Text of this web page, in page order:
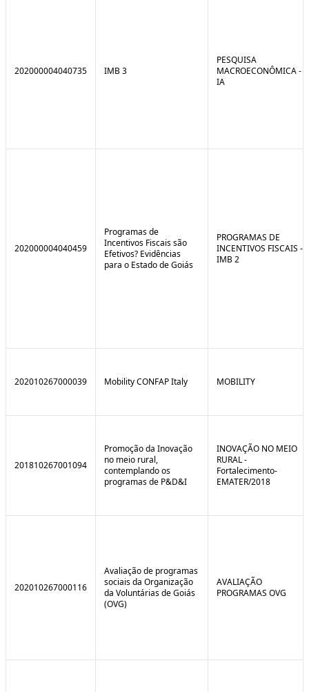
202000004040735 IMB 3
PESQUISA
MACROECONÔMICA -
IA
202000004040459
Programas de
Incentivos Fiscais são
Efetivos? Evidências
para o Estado de Goiás
PROGRAMAS DE
INCENTIVOS FISCAIS -
IMB 2
202010267000039 Mobility CONFAP Italy MOBILITY
201810267001094
Promoção da Inovação
no meio rural,
contemplando os
programas de P&D&I
INOVAÇÃO NO MEIO
RURAL -
Fortalecimento-
EMATER/2018
202010267000116
Avaliação de programas
sociais da Organização
da Voluntárias de Goiás
(OVG)
AVALIAÇÃO
PROGRAMAS OVG